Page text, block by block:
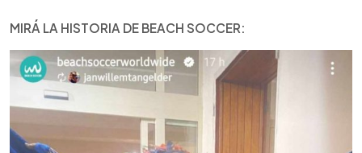
MIRÁ LA HISTORIA DE BEACH SOCCER: